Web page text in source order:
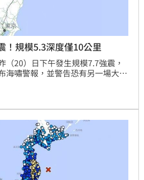
！規模5.3深度僅10公里
（20）日下午發生規模7.7強震，
海嘯警報，並警告恐有另一場大地
10公里。